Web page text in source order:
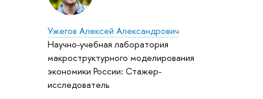
Ужегов Алексей Александрович
Научно-учебная лаборатория
макроструктурного моделирования
экономики России: Стажер-
исследователь